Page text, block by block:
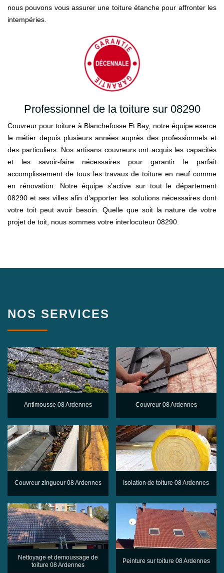
nous pouvons vous assurer une toiture étanche pour affronter les
intempéries.
Professionnel de la toiture sur 08290
Couvreur pour toiture à Blanchefosse Et Bay, notre équipe exerce
le métier depuis plusieurs années auprès des professionnels et
des particuliers. Nos artisans couvreurs ont acquis les capacités
et les savoir-faire nécessaires pour garantir le parfait
accomplissement de tous les travaux de toiture en neuf comme
en rénovation. Notre équipe s’active sur tout le département
08290 et ses villes afin d’apporter les solutions nécessaires dont
votre toit peut avoir besoin. Quelle que soit la nature de votre
projet de toit, nous sommes votre interlocuteur 08290.
NOS SERVICES
Antimousse 08 Ardennes Couvreur 08 Ardennes
Couvreur zingueur 08 Ardennes Isolation de toiture 08 Ardennes
Nettoyage et demoussage de
toiture 08 Ardennes
Peinture sur toiture 08 Ardennes